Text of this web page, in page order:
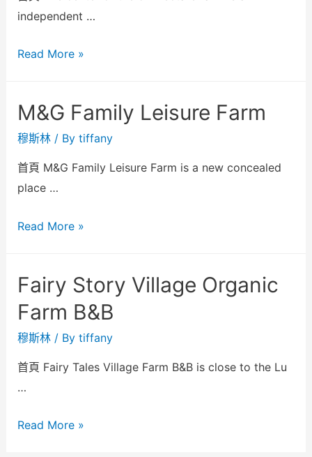
independent …
Read More »
M&G Family Leisure Farm
穆斯林/ By tiffany
首頁 M&G Family Leisure Farm is a new concealed
place …
Read More »
Fairy Story Village Organic
Farm B&B
穆斯林/ By tiffany
首頁 Fairy Tales Village Farm B&B is close to the Lu
…
Read More »